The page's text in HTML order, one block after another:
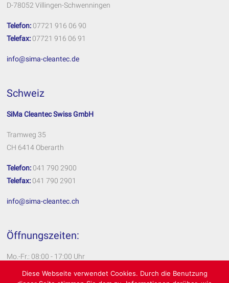
D-78052 Villingen-Schwenningen
Telefon: 07721 916 06 90
Telefax: 07721 916 06 91
info@sima-cleantec.de
Schweiz
SiMa Cleantec Swiss GmbH
Tramweg 35
CH 6414 Oberarth
Telefon: 041 790 2900
Telefax: 041 790 2901
info@sima-cleantec.ch
Öffnungszeiten:
Mo.-Fr.: 08:00 - 17:00 Uhr
Impressum
Diese Webseite verwendet Cookies. Durch die Benutzung